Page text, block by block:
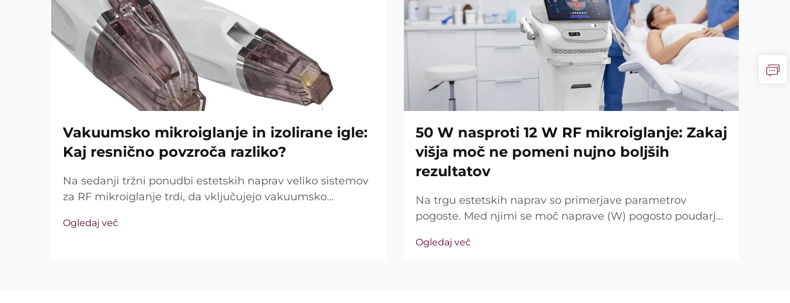
Vakuumsko mikroiglanje in izolirane igle:
Kaj resnično povzroča razliko?
Na sedanji tržni ponudbi estetskih naprav veliko sistemov
za RF mikroiglanje trdi, da vključujejo vakuumsko
te funkcije sploh obstajajo, temveč kako natančno delujejo
Ogledaj več
50 W nasproti 12 W RF mikroiglanje: Zakaj
višja moč ne pomeni nujno boljših
rezultatov
Na trgu estetskih naprav so primerjave parametrov
pogoste. Med njimi se moč naprave (W) pogosto poudarja
resničnost precej drugačna. V mnogih primerih tako
Ogledaj več